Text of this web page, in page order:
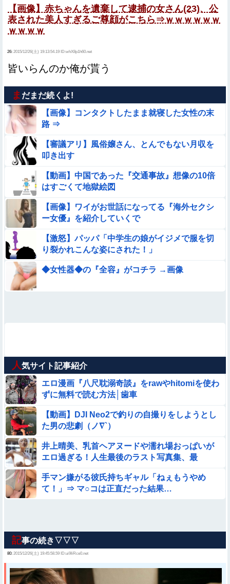
【画像】赤ちゃんを遺棄して逮捕の女さん(23)、公
表された美人すぎるご尊顔がこちら⇒ｗｗｗｗｗｗ
ｗｗｗｗ
26: 2015/12/26(土) 19:13:54.19 ID:whX8p1h60.net
皆いらんのか俺が貰う
ま だまだ続くよ!
【画像】コンタクトしたまま就寝した女性の末
路 ⇒
【審議アリ】風俗嬢さん、とんでもない月収を
叩き出す
【動画】中国であった『交通事故』想像の10倍
はすごくて地獄絵図
【画像】ワイがお世話になってる『海外セクシ
ー女優』を紹介していくで
【激怒】パッパ「中学生の娘がイジメで服を切
り裂かれこんな姿にされた！」
◆女性器◆の『全容』がコチラ →画像
人気サイト記事紹介
エロ漫画『八尺耽溺奇談』をrawやhitomiを使わ
ずに無料で読む方法│歯車
【動画】DJI Neo2で釣りの自撮りをしようとし
た男の悲劇（ノ∇`）
井上晴美、乳首ヘアヌードや濡れ場おっぱいが
エロ過ぎる！人生最後のラスト写真集、最
手マン嫌がる彼氏持ちギャル「ねぇもうやめ
て！」⇒ マ○コは正直だった結果…
記事の続き▽▽▽
80: 2015/12/26(土) 19:45:58.59 ID:ui9IiRce0.net